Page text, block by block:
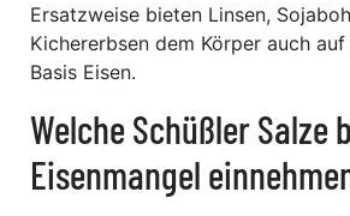
Ersatzweise bieten Linsen,
Kichererbsen dem Körper auch
Basis Eisen.
Welche Schüßler Salze
Eisenmangel